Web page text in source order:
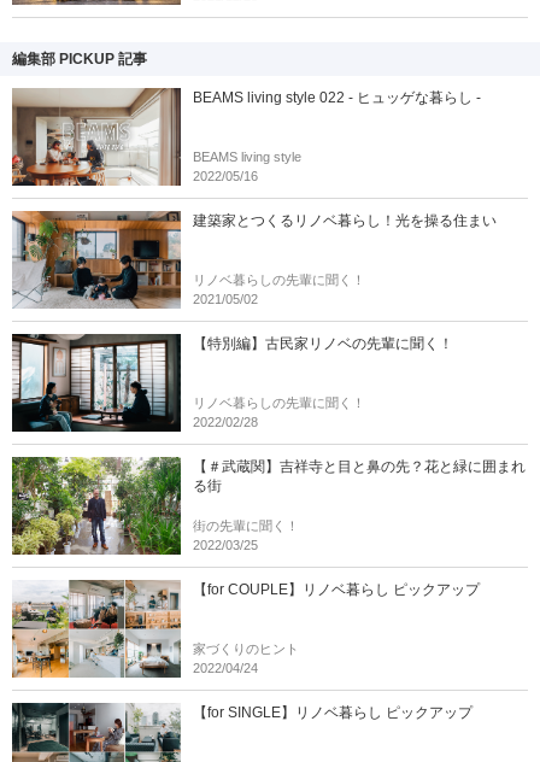
編集部 PICKUP 記事
BEAMS living style 022 - ヒュッゲな暮らし -
BEAMS living style
2022/05/16
建築家とつくるリノベ暮らし！光を操る住まい
リノベ暮らしの先輩に聞く！
2021/05/02
【特別編】古民家リノベの先輩に聞く！
リノベ暮らしの先輩に聞く！
2022/02/28
【＃武蔵関】吉祥寺と目と鼻の先？花と緑に囲まれ
る街
街の先輩に聞く！
2022/03/25
【for COUPLE】リノベ暮らし ピックアップ
家づくりのヒント
2022/04/24
【for SINGLE】リノベ暮らし ピックアップ